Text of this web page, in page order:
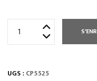
HAUTEUR
UGS : CP5525